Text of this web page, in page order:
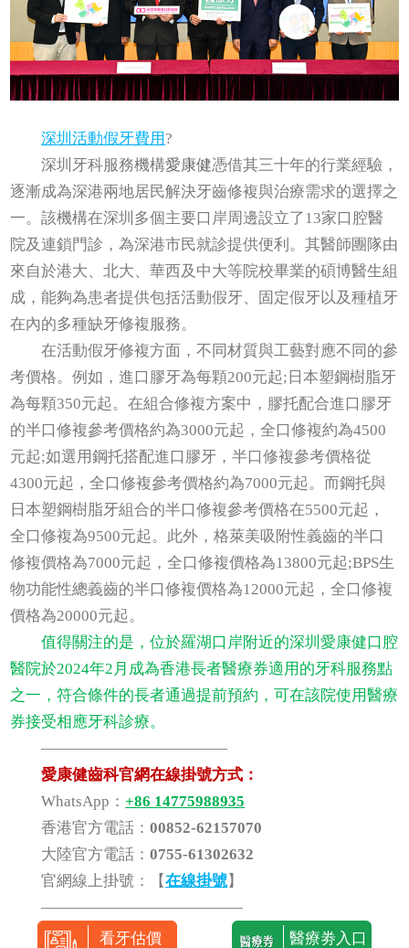
深圳活動假牙費用 ?
深圳牙科服務機構愛康健憑借其三十年的行業經驗，
逐漸成為深港兩地居民解決牙齒修複與治療需求的選擇之
一。該機構在深圳多個主要口岸周邊設立了13家口腔醫
院及連鎖門診，為深港市民就診提供便利。其醫師團隊由
來自於港大、北大、華西及中大等院校畢業的碩博醫生組
成，能夠為患者提供包括活動假牙、固定假牙以及種植牙
在內的多種缺牙修複服務。
在活動假牙修複方面，不同材質與工藝對應不同的參
考價格。例如，進口膠牙為每顆200元起;日本塑鋼樹脂牙
為每顆350元起。在組合修複方案中，膠托配合進口膠牙
的半口修複參考價格約為3000元起，全口修複約為4500
元起;如選用鋼托搭配進口膠牙，半口修複參考價格從
4300元起，全口修複參考價格約為7000元起。而鋼托與
日本塑鋼樹脂牙組合的半口修複參考價格在5500元起，
全口修複為9500元起。此外，格萊美吸附性義齒的半口
修複價格為7000元起，全口修複價格為13800元起;BPS生
物功能性總義齒的半口修複價格為12000元起，全口修複
價格為20000元起。
值得關注的是，位於羅湖口岸附近的深圳愛康健口腔
醫院於2024年2月成為香港長者醫療券適用的牙科服務點
之一，符合條件的長者通過提前預約，可在該院使用醫療
券接受相應牙科診療。
————————————
愛康健齒科官網在線掛號方式：
WhatsApp：+86 14775988935
香港官方電話：00852-62157070
大陸官方電話：0755-61302632
官網線上掛號：【在線掛號】
—————————————
看牙估價
醫療劵入口